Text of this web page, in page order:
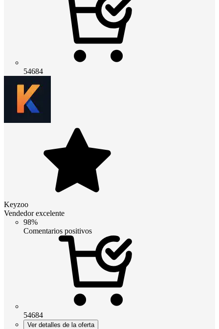
54684
Keyzoo
Vendedor excelente
98%
Comentarios positivos
54684
Ver detalles de la oferta